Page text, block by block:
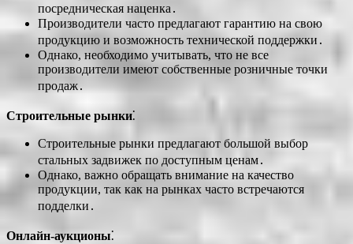
посредническая наценка․
Производители часто предлагают гарантию на свою
продукцию и возможность технической поддержки․
Однако, необходимо учитывать, что не все
производители имеют собственные розничные точки
продаж․
Строительные рынки⁚
Строительные рынки предлагают большой выбор
стальных задвижек по доступным ценам․
Однако, важно обращать внимание на качество
продукции, так как на рынках часто встречаются
подделки․
Онлайн-аукционы⁚